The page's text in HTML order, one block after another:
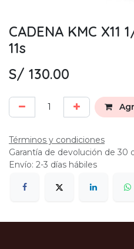
CADENA KMC X11
11s
S/ 130.00
Términos y condiciones
Garantía de devolución de 30
Envío: 2-3 días hábiles